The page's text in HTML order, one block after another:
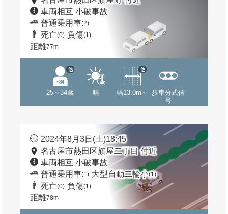
車両相互 小破事故
普通乗用車(2)
死亡(0) 負傷(1)
距離77m
25～34歳
他
晴 幅13.0m～
他
歩車分式信
号
2024年8月3日(土)18:45
名古屋市熱田区旗屋二丁目 付近
車両相互 小破事故
普通乗用車(1) 大型自動二輪小(1)
死亡(0) 負傷(1)
距離78m